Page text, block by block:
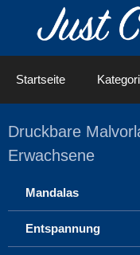
Startseite
Druckbare
Erwachsene
Mandalas
Entspannung